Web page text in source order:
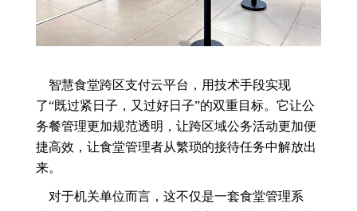
智慧食堂跨区支付云平台，用技术手段实现
了“既过紧日子，又过好日子”的双重目标。它让公
务餐管理更加规范透明，让跨区域公务活动更加便
捷高效，让食堂管理者从繁琐的接待任务中解放出
来。
对于机关单位而言，这不仅是一套食堂管理系